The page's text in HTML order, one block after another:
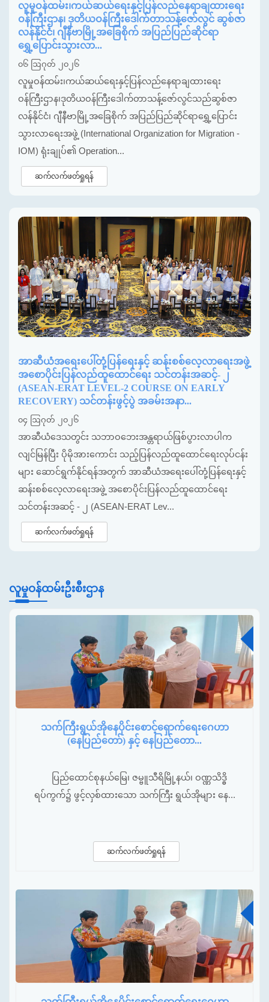
လူမှုဝန်ထမ်း၊ကယ်ဆယ်ရေးနှင့်ပြန်လည်နေရာချထားရေး
ဝန်ကြီးဌာန၊ ဒုတိယဝန်ကြီးဒေါက်တာသန့်ဇော်လွင် ဆွစ်ဇာ
လန်နိုင်ငံ၊ ဂျီနီဗာမြို့အခြေစိုက် အပြည်ပြည်ဆိုင်ရာ
ရွှေ့ပြောင်းသွားလာ...
၀၆ ဩဂုတ် ၂၀၂၆
လူမှုဝန်ထမ်း၊ကယ်ဆယ်ရေးနှင့်ပြန်လည်နေရာချထားရေး
ဝန်ကြီးဌာန၊ဒုတိယဝန်ကြီးဒေါက်တာသန့်ဇော်လွင်သည်ဆွစ်ဇာ
လန်နိုင်ငံ၊ ဂျီနီဗာမြို့အခြေစိုက် အပြည်ပြည်ဆိုင်ရာရွှေ့ပြောင်း
သွားလာရေးအဖွဲ့ (International Organization for Migration -
IOM) ရုံးချုပ်၏ Operation...
ဆက်လက်ဖတ်ရှုရန်
အာဆီယံအရေးပေါ်တုံ့ပြန်ရေးနှင့် ဆန်းစစ်လေ့လာရေးအဖွဲ့
အစောပိုင်းပြန်လည်ထူထောင်ရေး သင်တန်းအဆင့်- ၂
(ASEAN-ERAT LEVEL-2 COURSE ON EARLY
RECOVERY) သင်တန်းဖွင့်ပွဲ အခမ်းအနာ...
၀၄ ဩဂုတ် ၂၀၂၆
အာဆီယံဒေသတွင်း သဘာဝဘေးအန္တရာယ်ဖြစ်ပွားလာပါက
လျင်မြန်ပြီး ပိုမိုအားကောင်း သည့်ပြန်လည်ထူထောင်ရေးလုပ်ငန်း
များ ဆောင်ရွက်နိုင်ရန်အတွက် အာဆီယံအရေးပေါ်တုံ့ပြန်ရေးနှင့်
ဆန်းစစ်လေ့လာရေးအဖွဲ့ အစောပိုင်းပြန်လည်ထူထောင်ရေး
သင်တန်းအဆင့် - ၂ (ASEAN-ERAT Lev...
ဆက်လက်ဖတ်ရှုရန်
လူမှုဝန်ထမ်းဦးစီးဌာန
သက်ကြီးရွယ်အိုနေပိုင်းစောင့်ရှောက်ရေးဂေဟာ
(နေပြည်တော်) နှင့် နေပြည်တော...
ပြည်ထောင်စုနယ်မြေ၊ ဇမ္ဗူသီရိမြို့နယ်၊ ဝဏ္ဏသိဒ္ဓိ
ရပ်ကွက်၌ ဖွင့်လှစ်ထားသော သက်ကြီး ရွယ်အိုများ နေ...
ဆက်လက်ဖတ်ရှုရန်